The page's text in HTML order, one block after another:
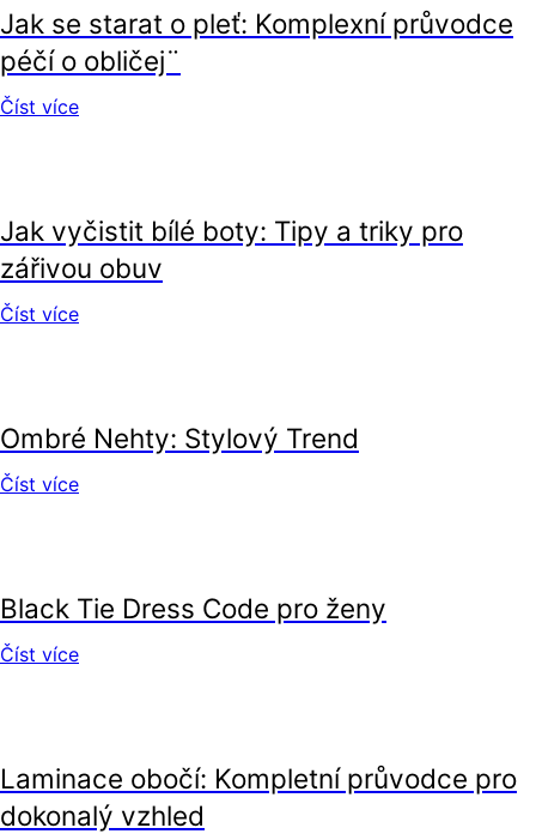
Jak se starat o pleť: Komplexní průvodce
péčí o obličej¨
Číst více
Jak vyčistit bílé boty: Tipy a triky pro
zářivou obuv
Číst více
Ombré Nehty: Stylový Trend
Číst více
Black Tie Dress Code pro ženy
Číst více
Laminace obočí: Kompletní průvodce pro
dokonalý vzhled